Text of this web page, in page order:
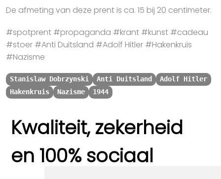
De afmeting van deze prent is ca. 15 bij 20 centimeter.
#spotprent #propaganda #krant #kunst #cadeau
#stoer #Anti Duitsland #Adolf Hitler #Hakenkruis
#Nazisme
Stanislaw Dobrzynski Anti Duitsland
Adolf Hitler
Hakenkruis
Nazisme 1944
Kwaliteit, zekerheid
en 100% sociaal